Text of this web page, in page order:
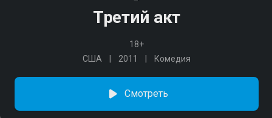
Третий акт
18+
США
2011 Комедия
Смотреть